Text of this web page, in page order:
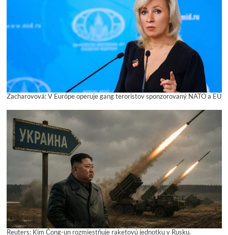
Zacharovová: V Európe operuje gang teroristov sponzorovaný NATO a EÚ
Reuters: Kim Čong-un rozmiestňuje raketovú jednotku v Rusku.